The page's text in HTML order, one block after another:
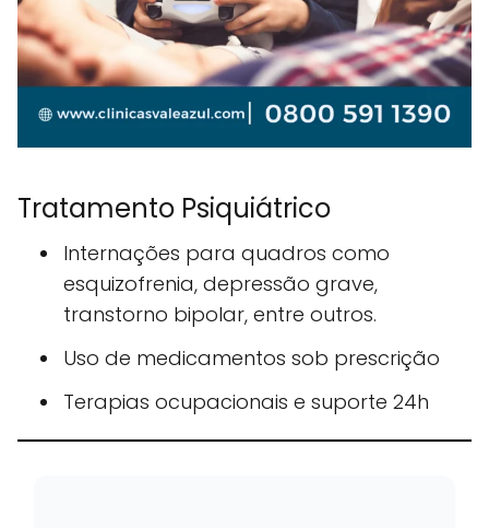
Tratamento Psiquiátrico
Internações para quadros como
esquizofrenia, depressão grave,
transtorno bipolar, entre outros.
Uso de medicamentos sob prescrição
Terapias ocupacionais e suporte 24h